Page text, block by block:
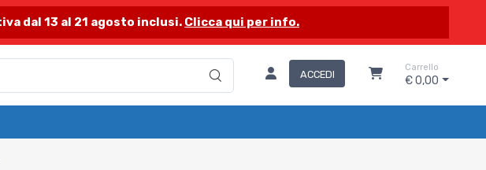
dal 13 al 21 agosto inclusi. Clicca qui per info.
ACCEDI
Carrello
€ 0,00